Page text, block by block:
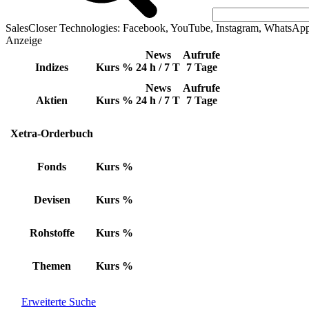
SalesCloser Technologies: Facebook, YouTube, Instagram,
Anzeige
Indizes Kurs %
News
24 h / 7 T
Aufrufe
7 Tage
Aktien Kurs %
News
24 h / 7 T
Aufrufe
7 Tage
Xetra-Orderbuch
Fonds Kurs %
Devisen Kurs %
Rohstoffe Kurs %
Themen Kurs %
Erweiterte Suche